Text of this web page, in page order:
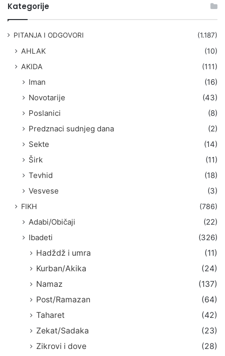
Kategorije
PITANJA I ODGOVORI (1.187)
AHLAK
(10)
AKIDA
(111)
Iman
(16)
Novotarije
(43)
Poslanici
(8)
Predznaci sudnjeg dana
(2)
Sekte
(14)
Širk
(11)
Tevhid
(18)
Vesvese
(3)
FIKH (786)
Adabi/Običaji
(22)
Ibadeti
(326)
Hadždž i umra
(11)
Kurban/Akika
(24)
Namaz
(137)
Post/Ramazan
(64)
Taharet
(42)
Zekat/Sadaka
(23)
Zikrovi i dove
(28)